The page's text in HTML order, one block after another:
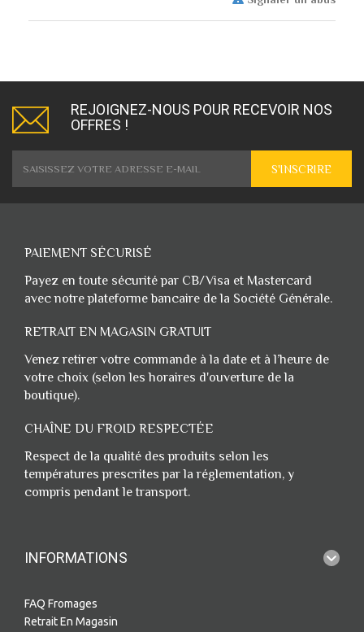
REJOIGNEZ-NOUS POUR RECEVOIR NOS
OFFRES !
S'INSCRIRE
PAIEMENT SÉCURISÉ
Payez en toute sécurité par CB/Visa et Mastercard
avec notre plateforme bancaire de la Société Générale.
RETRAIT EN MAGASIN GRATUIT
Venez retirer votre commande à la date et à l’heure de
votre choix (selon les horaires d'ouverture de la
boutique).
CHAÎNE DU FROID RESPECTÉE
Respect de la qualité des produits selon les
températures prescrites par la réglementation, y
compris pendant le transport.
INFORMATIONS
FAQ Fromages
Retrait En Magasin